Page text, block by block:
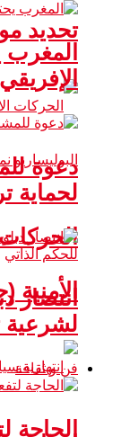
تحديد
الأمنية
الإفريقي
دعوة
لحماية
انتصار
لشرعية
فن و ثقافة
الحاجة